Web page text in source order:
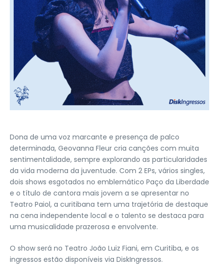
Dona de uma voz marcante e presença de palco
determinada, Geovanna Fleur cria canções com muita
sentimentalidade, sempre explorando as particularidades
da vida moderna da juventude. Com 2 EPs, vários singles,
dois shows esgotados no emblemático Paço da Liberdade
e o título de cantora mais jovem a se apresentar no
Teatro Paiol, a curitibana tem uma trajetória de destaque
na cena independente local e o talento se destaca para
uma musicalidade prazerosa e envolvente.
O show será no Teatro João Luiz Fiani, em Curitiba, e os
ingressos estão disponíveis via DiskIngressos.